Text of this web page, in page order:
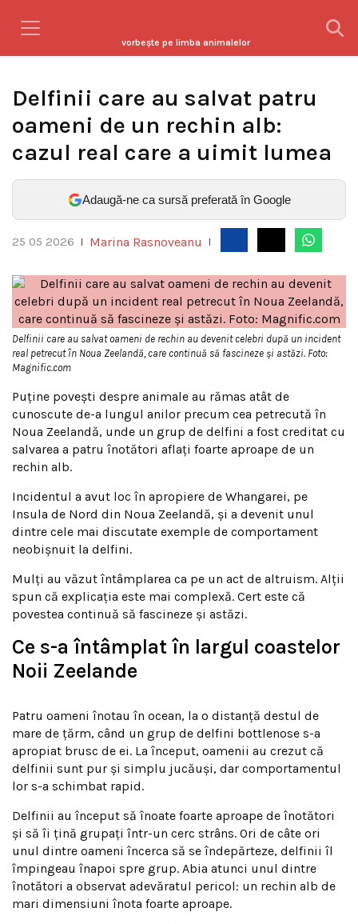
vorbeşte pe limba animalelor
Delfinii care au salvat patru
oameni de un rechin alb:
cazul real care a uimit lumea
Adaugă-ne ca sursă preferată în Google
25 05 2026 Marina Rasnoveanu
Delfinii care au salvat oameni de rechin au devenit celebri după un incident
real petrecut în Noua Zeelandă, care continuă să fascineze și astăzi. Foto:
Magnific.com
Puține povești despre animale au rămas atât de
cunoscute de-a lungul anilor precum cea petrecută în
Noua Zeelandă, unde un grup de delfini a fost creditat cu
salvarea a patru înotători aflați foarte aproape de un
rechin alb.
Incidentul a avut loc în apropiere de Whangarei, pe
Insula de Nord din Noua Zeelandă, și a devenit unul
dintre cele mai discutate exemple de comportament
neobișnuit la delfini.
Mulți au văzut întâmplarea ca pe un act de altruism. Alții
spun că explicația este mai complexă. Cert este că
povestea continuă să fascineze și astăzi.
Ce s-a întâmplat în largul coastelor
Noii Zeelande
Patru oameni înotau în ocean, la o distanță destul de
mare de țărm, când un grup de delfini bottlenose s-a
apropiat brusc de ei. La început, oamenii au crezut că
delfinii sunt pur și simplu jucăuși, dar comportamentul
lor s-a schimbat rapid.
Delfinii au început să înoate foarte aproape de înotători
și să îi țină grupați într-un cerc strâns. Ori de câte ori
unul dintre oameni încerca să se îndepărteze, delfinii îl
împingeau înapoi spre grup. Abia atunci unul dintre
înotători a observat adevăratul pericol: un rechin alb de
mari dimensiuni înota foarte aproape.